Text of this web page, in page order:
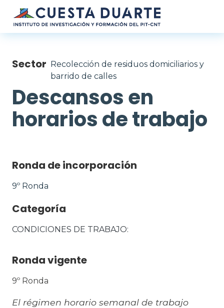
Pasar al contenido principal
Sector
Recolección de residuos domiciliarios y
barrido de calles
Descansos en
horarios de trabajo
Ronda de incorporación
9º Ronda
Categoría
CONDICIONES DE TRABAJO
Ronda vigente
9º Ronda
El régimen horario semanal de trabajo